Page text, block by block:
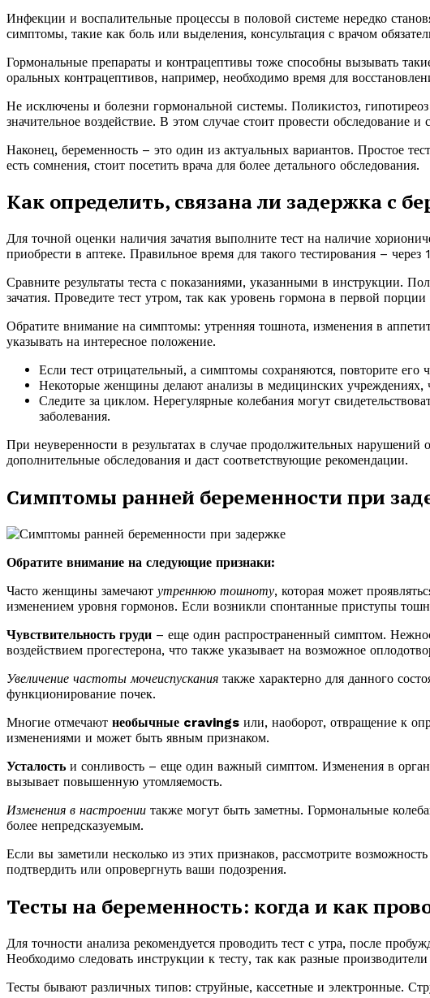
Инфекции и воспалительные процессы в половой системе нередко
симптомы, такие как боль или выделения, консультация с врачом
Гормональные препараты и контрацептивы тоже способны вызывать
оральных контрацептивов, например, необходимо время для
Не исключены и болезни гормональной системы. Поликистоз,
значительное воздействие. В этом случае стоит провести обследование и
Наконец, беременность – это один из актуальных вариантов. Простое
есть сомнения, стоит посетить врача для более детального обследования.
Как определить, связана ли задержка с
Для точной оценки наличия зачатия выполните тест на наличие
приобрести в аптеке. Правильное время для такого тестирования –
Сравните результаты теста с показаниями, указанными в инструкции.
зачатия. Проведите тест утром, так как уровень гормона в первой
Обратите внимание на симптомы: утренняя тошнота, изменения в
указывать на интересное положение.
Если тест отрицательный, а симптомы сохраняются, повторите его
Некоторые женщины делают анализы в медицинских учреждениях,
Следите за циклом. Нерегулярные колебания могут
заболевания.
При неуверенности в результатах в случае продолжительных нарушений
дополнительные обследования и даст соответствующие рекомендации.
Симптомы ранней беременности при
Обратите внимание на следующие признаки:
Часто женщины замечают утреннюю тошноту, которая может
изменением уровня гормонов. Если возникли спонтанные приступы
Чувствительность груди – еще один распространенный симптом.
воздействием прогестерона, что также указывает на возможное
Увеличение частоты мочеиспускания также характерно для данного
функционирование почек.
Многие отмечают необычные cravings или, наоборот, отвращение к
изменениями и может быть явным признаком.
Усталость и сонливость – еще один важный симптом. Изменения в
вызывает повышенную утомляемость.
Изменения в настроении также могут быть заметны. Гормональные
более непредсказуемым.
Если вы заметили несколько из этих признаков, рассмотрите
подтвердить или опровергнуть ваши подозрения.
Тесты на беременность: когда и как
Для точности анализа рекомендуется проводить тест с утра, после
Необходимо следовать инструкции к тесту, так как разные
Тесты бывают различных типов: струйные, кассетные и электронные.